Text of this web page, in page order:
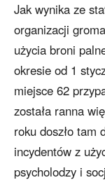
Jak wynika ze
organizacji
użycia broni
okresie od 1
miejsce 62
została ranna
roku doszło tam
incydentów z
psycholodzy i